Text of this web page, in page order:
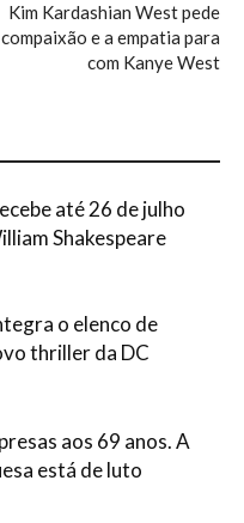
Kim Kardashian West pede
compaixão e a empatia para
com Kanye West
até 26 de julho
Shakespeare
o elenco de
thriller da DC
aos 69 anos. A
está de luto